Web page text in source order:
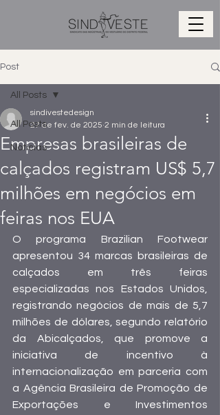
Post
All Posts
Notícias
All Posts
Empresas brasileiras de
calçados registram US$ 5,7
milhões em negócios em
feiras nos EUA
sindivestedesign
27 de fev. de 2025 2 min de leitura
O programa Brazilian Footwear
apresentou 34 marcas brasileiras de
calçados em três feiras
especializadas nos Estados Unidos,
registrando negócios de mais de 5,7
milhões de dólares, segundo relatório
da Abicalçados, que promove a
iniciativa de incentivo à
internacionalização em parceria com
a Agência Brasileira de Promoção de
Exportações e Investimentos